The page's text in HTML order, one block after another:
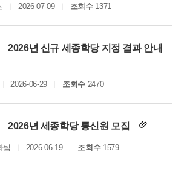
2026-07-09 조회수1371
2026년 신규 세종학당 지정 결과 안내
2026-06-29 조회수2470
2026년 세종학당 통신원 모집
팀 2026-06-19 조회수1579